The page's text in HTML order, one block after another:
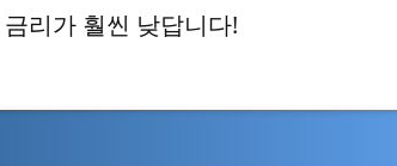
리가 훨씬 낮답니다!